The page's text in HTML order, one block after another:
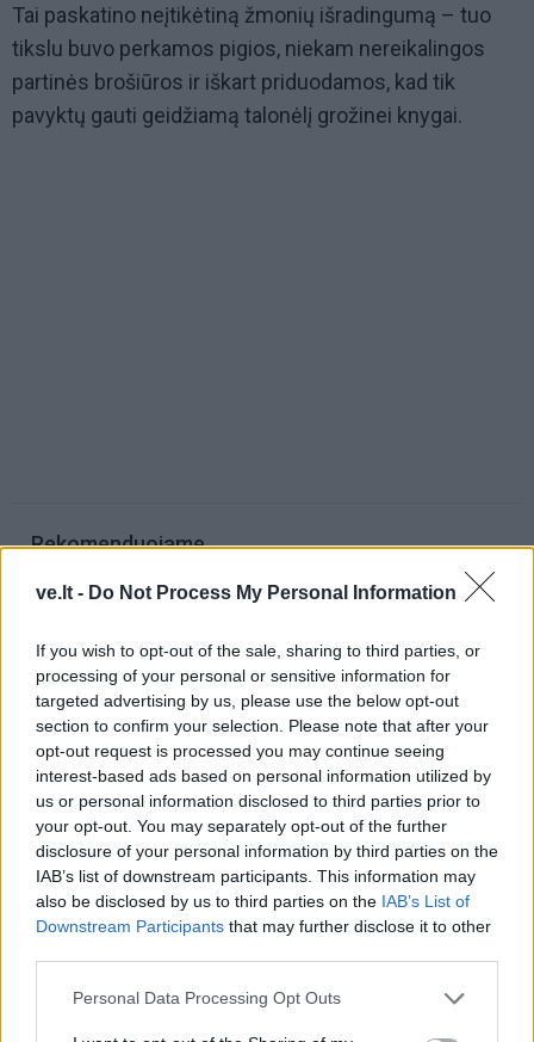
ve.lt - Do Not Process My Personal Information
If you wish to opt-out of the sale, sharing to third parties, or
processing of your personal or sensitive information for
targeted advertising by us, please use the below opt-out
section to confirm your selection. Please note that after your
opt-out request is processed you may continue seeing
interest-based ads based on personal information utilized by
us or personal information disclosed to third parties prior to
your opt-out. You may separately opt-out of the further
disclosure of your personal information by third parties on the
IAB’s list of downstream participants. This information may
also be disclosed by us to third parties on the IAB’s List of
Downstream Participants that may further disclose it to other
Personal Data Processing Opt Outs
Tai paskatino neįtikėtiną žmonių išradingumą – tuo
tikslu buvo perkamos pigios, niekam nereikalingos
partinės brošiūros ir iškart priduodamos, kad tik
pavyktų gauti geidžiamą talonėlį grožinei knygai.
Rekomenduojame
Namai žmonėms su psichikos ir
miesto dalyje
Kas tas paslaptingas jaunuolis,
rytais stovintis ant tilto?
Iki vasaros pabaigos paupyje bus
atidarytas naujas parkas
Racionalus sveikas protas